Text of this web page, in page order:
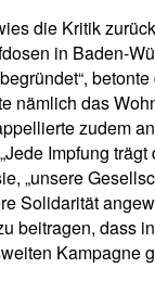
die Kritik
in Baden-
nämlich das
zudem
Impfung
„unsere
Solidarität
beitragen, dass
Kampagne